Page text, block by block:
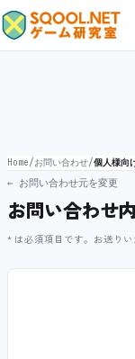
Home/お問い合わせ/個人様向
← お問い合わせ元を変更
お問い合わせ
* は必須項目です。お送りい